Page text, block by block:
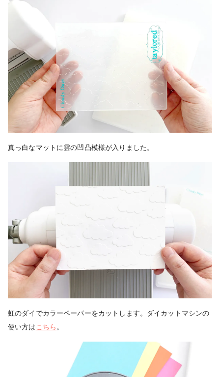
真っ白なマットに雲の凹凸模様が入りました。
虹のダイでカラーペーパーをカットします。ダイカットマシンの
使い方は こちら 。